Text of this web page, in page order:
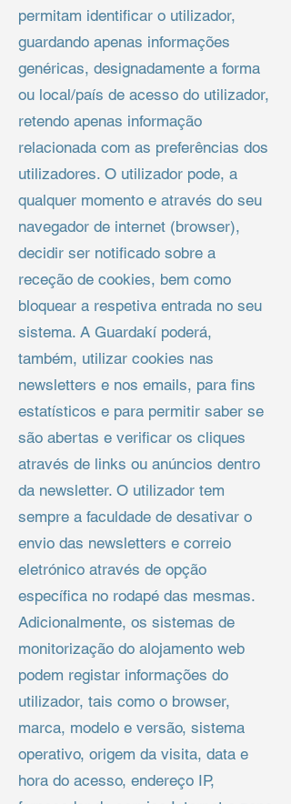
permitam identificar o utilizador,
guardando apenas informações
genéricas, designadamente a forma
ou local/país de acesso do utilizador,
retendo apenas informação
relacionada com as preferências dos
utilizadores. O utilizador pode, a
qualquer momento e através do seu
navegador de internet (browser),
decidir ser notificado sobre a
receção de cookies, bem como
bloquear a respetiva entrada no seu
sistema. A Guardakí poderá,
também, utilizar cookies nas
newsletters e nos emails, para fins
estatísticos e para permitir saber se
são abertas e verificar os cliques
através de links ou anúncios dentro
da newsletter. O utilizador tem
sempre a faculdade de desativar o
envio das newsletters e correio
eletrónico através de opção
específica no rodapé das mesmas.
Adicionalmente, os sistemas de
monitorização do alojamento web
podem registar informações do
utilizador, tais como o browser,
marca, modelo e versão, sistema
operativo, origem da visita, data e
hora do acesso, endereço IP,